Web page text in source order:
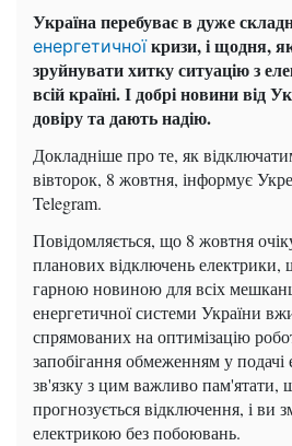
Україна перебуває в дуже
енергетичноїкризи, і щодня, як
зруйнувати хитку ситуацію з
всій країні. І добрі новини від
довіру та дають надію.
Докладніше про те, як
вівторок, 8 жовтня, інформує
Telegram.
Повідомляється, що 8 жовтня
планових відключень електрики,
гарною новиною для всіх
енергетичної системи України
спрямованих на оптимізацію
запобігання обмеженням у подачі
зв'язку з цим важливо пам'ятати,
прогнозується відключення, і ви
електрикою без побоювань.